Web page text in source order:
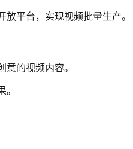
放平台，实现视频批量生产。
的视频内容。